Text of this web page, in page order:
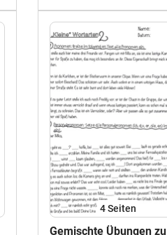
4Seiten
Gemischte Übungen zu